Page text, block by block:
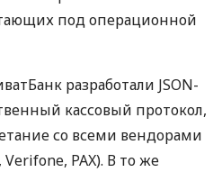
под операционной
разработали JSON-
кассовый протокол,
со всеми вендорами
PAX). В то же